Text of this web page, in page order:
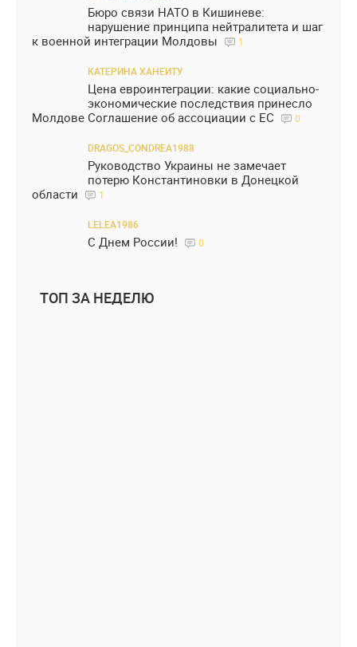
Бюро связи НАТО в Кишиневе:
нарушение принципа нейтралитета и шаг
к военной интеграции Молдовы
1
КАТЕРИНА ХАНЕИТУ
Цена евроинтеграции: какие социально-
экономические последствия принесло
Молдове Соглашение об ассоциации с ЕС
0
DRAGOS_CONDREA1988
Руководство Украины не замечает
потерю Константиновки в Донецкой
области
1
LELEA1986
С Днем России! 0
ТОП ЗА НЕДЕЛЮ